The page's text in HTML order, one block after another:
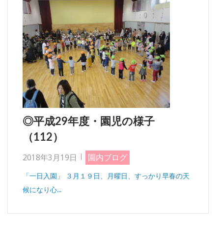
◎平成29年度・園児の様子
（112）
2018年3月19日 園内ブログ
「一日入園」 ３月１９日、月曜日、すっかり早春の天
候になり心...